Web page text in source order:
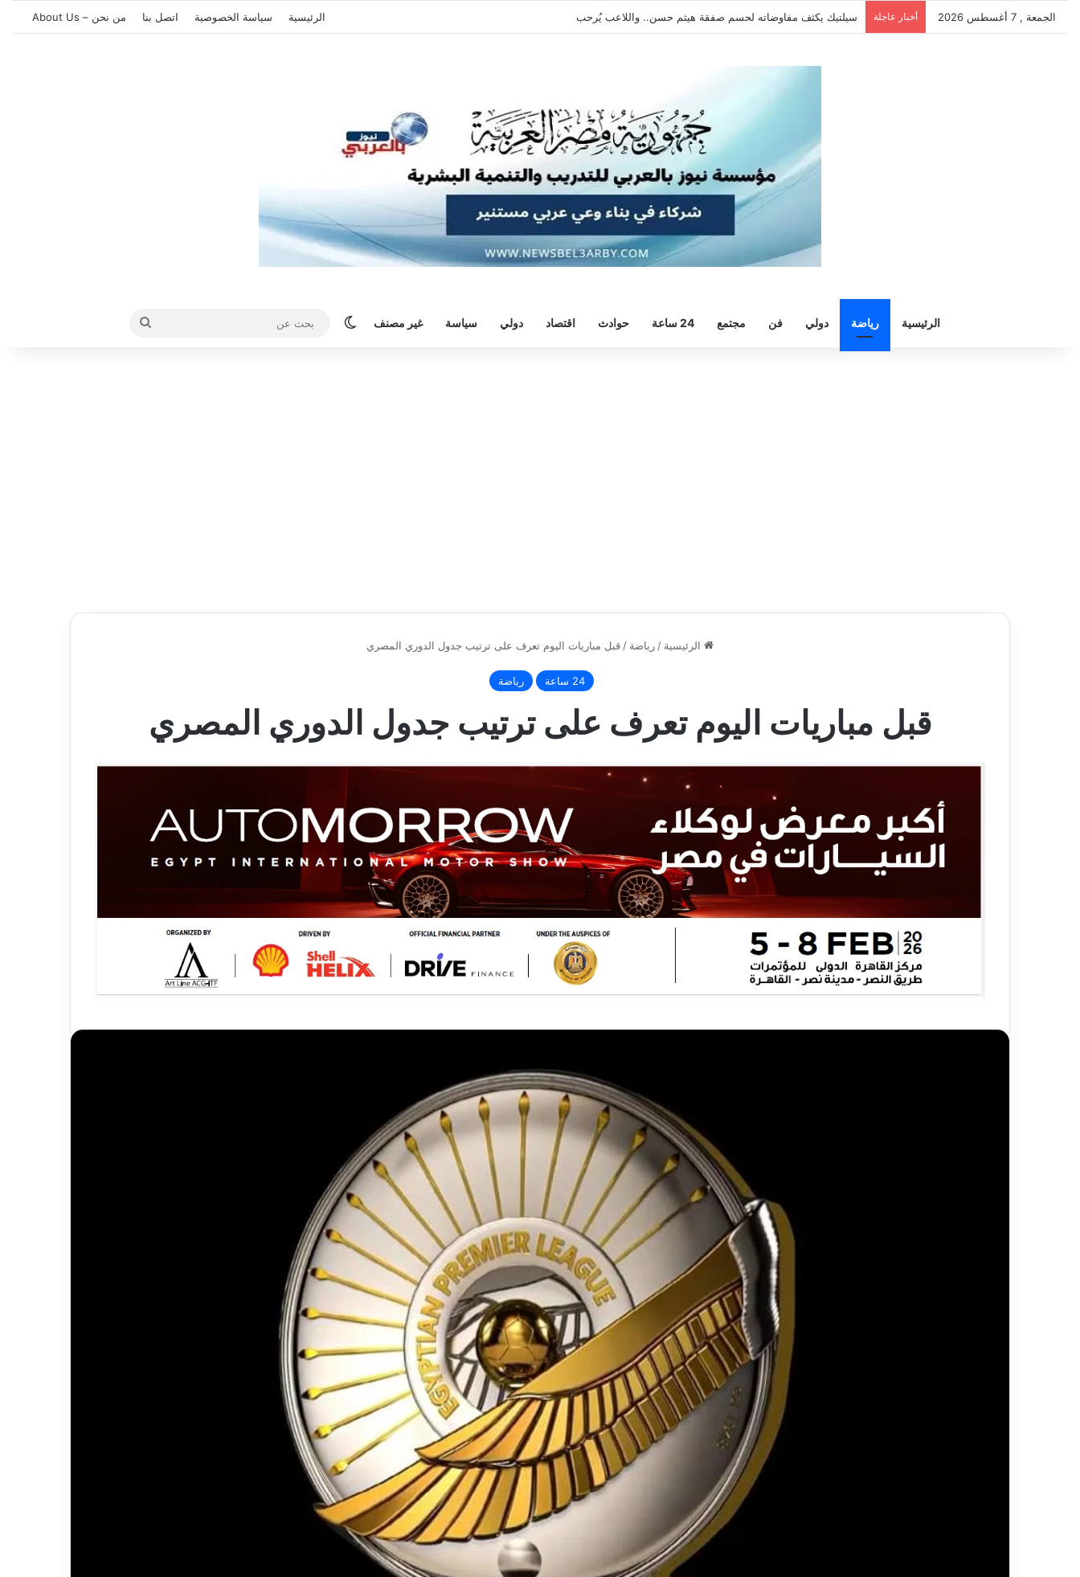
الجمعة , 7 أغسطس 2026 أخبار عاجلة الزمالك يرفض رحيل خوان بيزيرا ويطالبه بالعودة الفورية للتدريبات الرئيسية سياسة الخصوصية اتصل بنا من نحن – About Us
الرئيسية رياضة دولي فن مجتمع 24 ساعة حوادث اقتصاد دولي سياسة غير مصنف الوضع المظلم
بحث
الرئيسية / رياضة / قبل مباريات اليوم تعرف على ترتيب جدول الدوري المصري
24 ساعة رياضة
قبل مباريات اليوم تعرف على ترتيب جدول الدوري المصري